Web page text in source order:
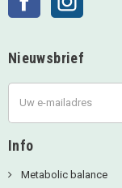
Nieuwsbrief
Info
Metabolic balance